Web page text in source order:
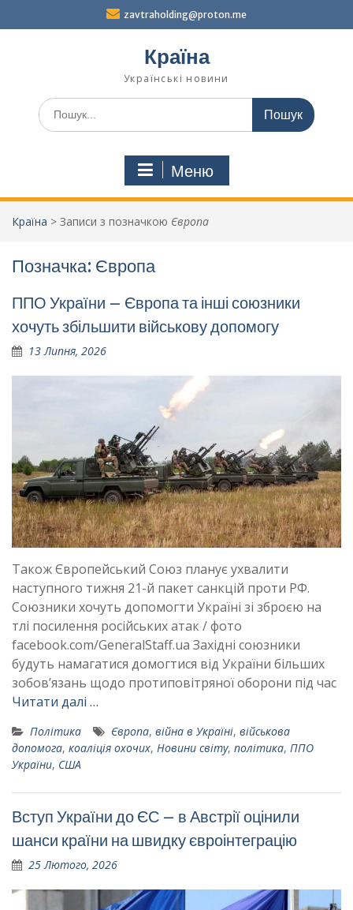
zavtraholding@proton.me
Країна
Українські новини
Шукати:
Меню
Країна > Записи з позначкою Європа
Позначка: Європа
ППО України – Європа та інші союзники
хочуть збільшити військову допомогу
13 Липня, 2026
Також Європейський Союз планує ухвалити
наступного тижня 21-й пакет санкцій проти РФ.
Союзники хочуть допомогти Україні зі зброєю на
тлі посилення російських атак / фото
facebook.com/GeneralStaff.ua Західні союзники
будуть намагатися домогтися від України більших
зобовʼязань щодо протиповітряної оборони під час
Читати далі …
Політика Європа, війна в Україні, військова
допомога, коаліція охочих, Новини світу, політика, ППО
України, США
Вступ України до ЄС – в Австрії оцінили
шанси країни на швидку євроінтеграцію
25 Лютого, 2026